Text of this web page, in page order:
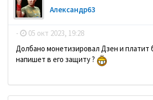
Александр63
- 05 окт 2023, 19:28
Долбано монетизировал Дзен и платит
напишет в его защиту ?